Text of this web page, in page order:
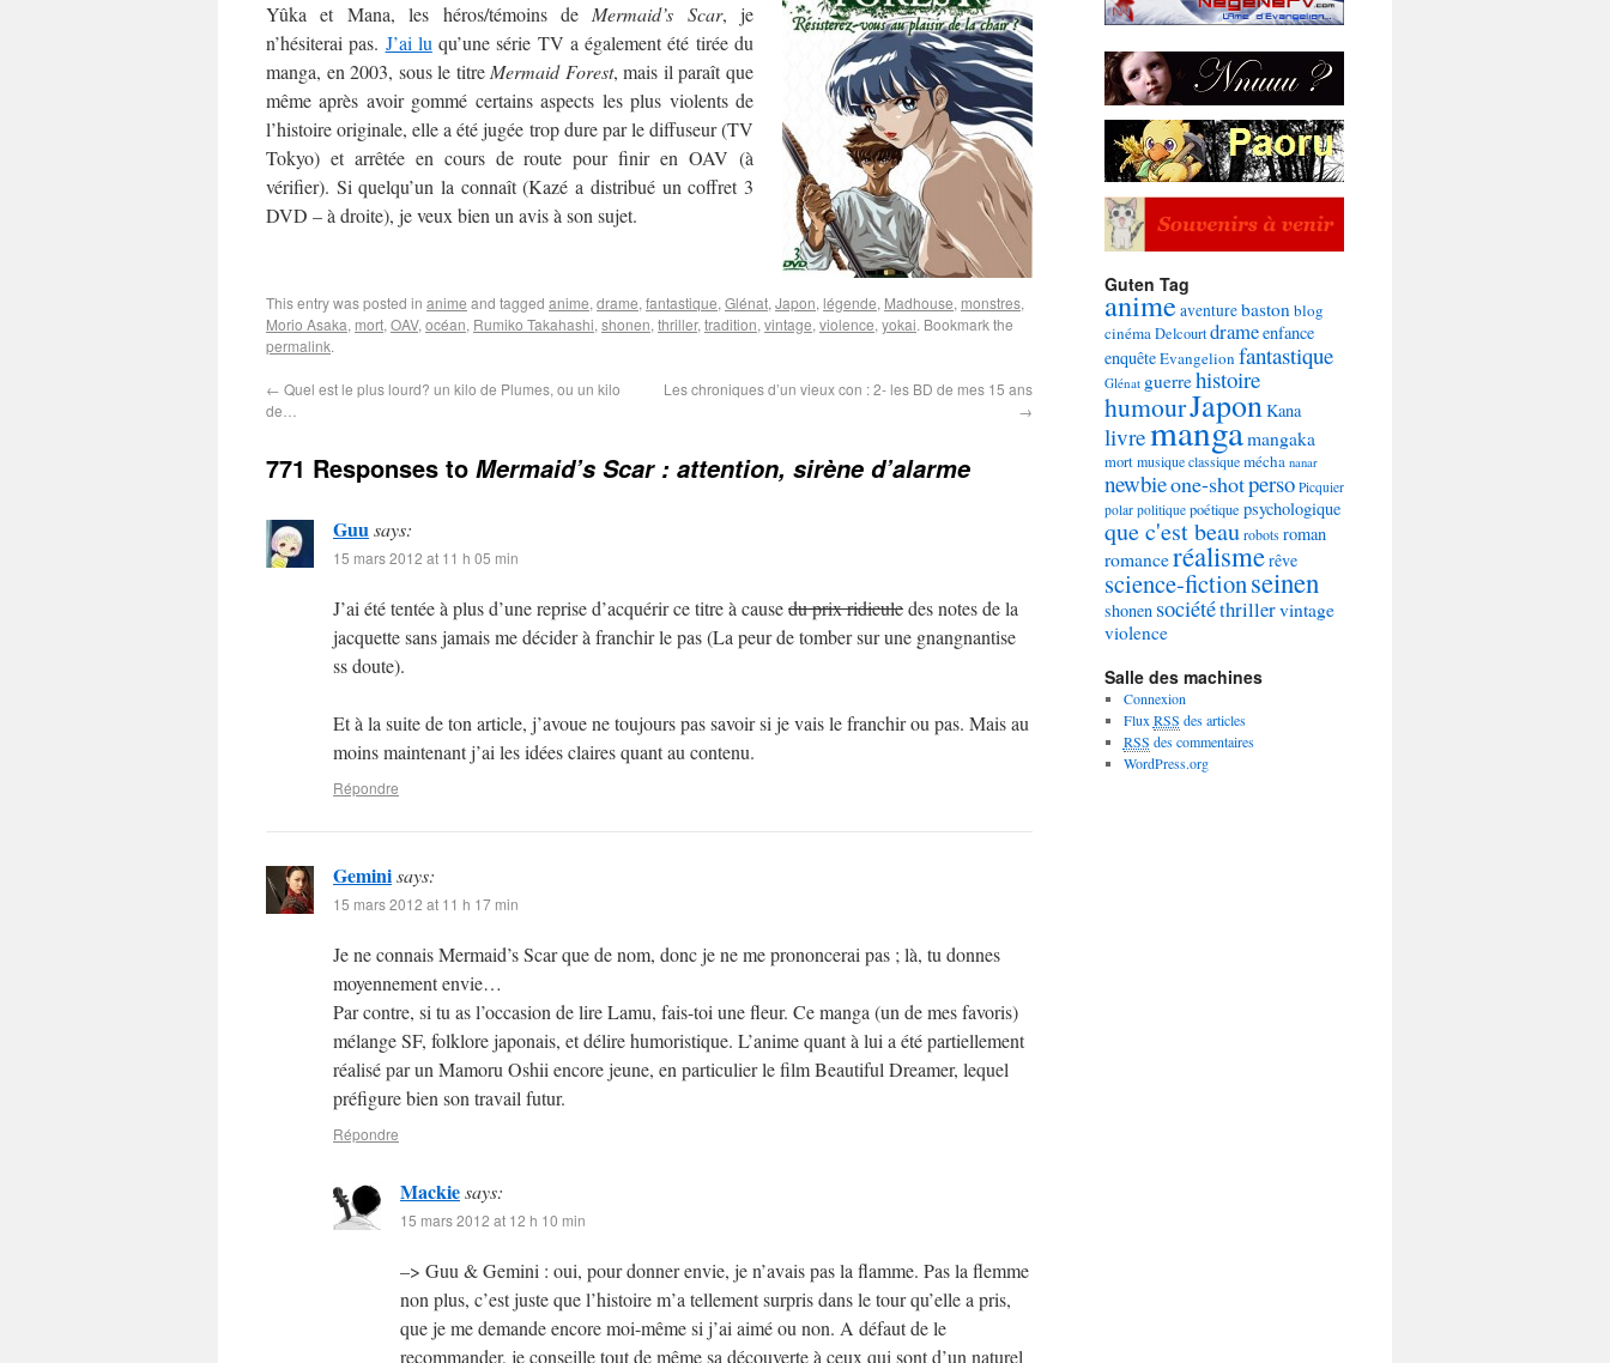
Yûka et Mana, les héros/témoins de Mermaid’s Scar, je
n’hésiterai pas. J’ai lu qu’une série TV a également été tirée du
manga, en 2003, sous le titre Mermaid Forest, mais il paraît que
même après avoir gommé certains aspects les plus violents de
l’histoire originale, elle a été jugée trop dure par le diffuseur (TV
Tokyo) et arrêtée en cours de route pour finir en OAV (à
vérifier). Si quelqu’un la connaît (Kazé a distribué un coffret 3
DVD – à droite), je veux bien un avis à son sujet.
This entry was posted in anime and tagged anime, drame, fantastique, Glénat, Japon, légende, Madhouse, monstres,
Morio Asaka, mort, OAV, océan, Rumiko Takahashi, shonen, thriller, tradition, vintage, violence, yokai. Bookmark the
permalink.
← Quel est le plus lourd? un kilo de Plumes, ou un kilo
de…
Les chroniques d’un vieux con : 2- les BD de mes 15 ans
→
771 Responses to Mermaid’s Scar : attention, sirène d’alarme
Guusays:
15 mars 2012 at 11 h 05 min
J’ai été tentée à plus d’une reprise d’acquérir ce titre à causedu prix ridiculedes notes de la
jacquette sans jamais me décider à franchir le pas (La peur de tomber sur une gnangnantise
ss doute).
Et à la suite de ton article, j’avoue ne toujours pas savoir si je vais le franchir ou pas. Mais au
moins maintenant j’ai les idées claires quant au contenu.
Répondre
Geminisays:
15 mars 2012 at 11 h 17 min
Je ne connais Mermaid’s Scar que de nom, donc je ne me prononcerai pas ; là, tu donnes
moyennement envie…
Par contre, si tu as l’occasion de lire Lamu, fais-toi une fleur. Ce manga (un de mes favoris)
mélange SF, folklore japonais, et délire humoristique. L’anime quant à lui a été partiellement
réalisé par un Mamoru Oshii encore jeune, en particulier le film Beautiful Dreamer, lequel
préfigure bien son travail futur.
Répondre
Mackiesays:
15 mars 2012 at 12 h 10 min
–> Guu & Gemini : oui, pour donner envie, je n’avais pas la flamme. Pas la flemme
non plus, c’est juste que l’histoire m’a tellement surpris dans le tour qu’elle a pris,
que je me demande encore moi-même si j’ai aimé ou non. A défaut de le
recommander, je conseille tout de même sa découverte à ceux qui sont d’un naturel
Guten Tag
animeaventurebaston blog
cinémaDelcourtdrameenfance
enquêteEvangelion fantastique
Glénat guerrehistoire
humourJapon Kana
livremangamangaka
mortmusique classiquemécha nanar
newbieone-shotperso Picquier
polar politique poétique psychologique
que c'est beaurobotsroman
romanceréalismerêve
science-fictionseinen
shonen sociététhrillervintage
violence
Salle des machines
Connexion
Flux RSS des articles
RSS des commentaires
WordPress.org